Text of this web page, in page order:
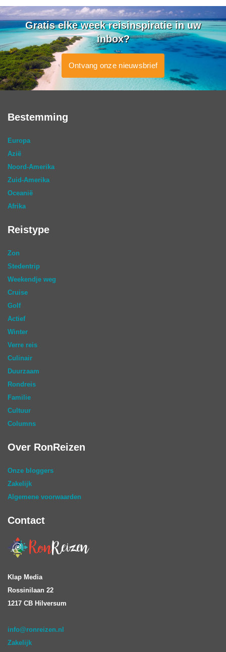
Gratis elke week reisinspiratie in uw
inbox?
Ontvang onze nieuwsbrief
Bestemming
Europa
Azië
Noord-Amerika
Zuid-Amerika
Oceanië
Afrika
Reistype
Zon
Stedentrip
Weekendje weg
Cruise
Golf
Actief
Winter
Verre reis
Culinair
Duurzaam
Rondreis
Familie
Cultuur
Columns
Over RonReizen
Onze bloggers
Zakelijk
Algemene voorwaarden
Contact
Klap Media
Rossinilaan 22
1217 CB Hilversum
info@ronreizen.nl
Zakelijk